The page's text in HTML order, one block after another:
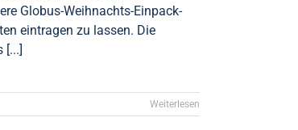
Globus-Weihnachts-Einpack-
eintragen zu lassen. Die
[...]
Weiterlesen